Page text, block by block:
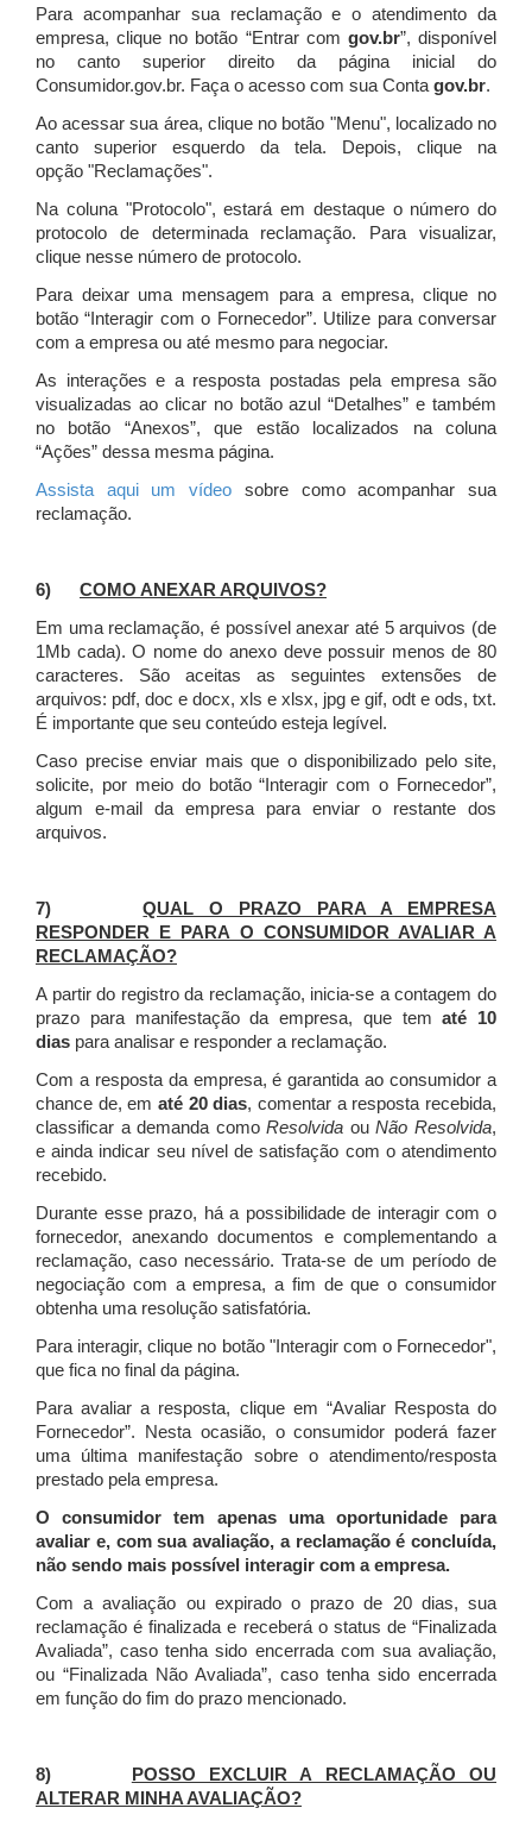
Para acompanhar sua reclamação e o atendimento da
empresa, clique no botão “Entrar com gov.br”, disponível
no canto superior direito da página inicial do
Consumidor.gov.br. Faça o acesso com sua Contagov.br.
Ao acessar sua área, clique no botão "Menu", localizado no
canto superior esquerdo da tela. Depois, clique na
opção "Reclamações".
Na coluna "Protocolo", estará em destaque o número do
protocolo de determinada reclamação. Para visualizar,
clique nesse número de protocolo.
Para deixar uma mensagem para a empresa, clique no
botão “Interagir com o Fornecedor”. Utilize para conversar
com a empresa ou até mesmo para negociar.
As interações e a resposta postadas pela empresa são
visualizadas ao clicar no botão azul “Detalhes” e também
no botão “Anexos”, que estão localizados na coluna
“Ações” dessa mesma página.
Assista aqui um vídeo sobre como acompanhar sua
reclamação.
6) COMO ANEXAR ARQUIVOS?
Em uma reclamação, é possível anexar até 5 arquivos (de
1Mb cada). O nome do anexo deve possuir menos de 80
caracteres. São aceitas as seguintes extensões de
arquivos: pdf, doc e docx, xls e xlsx, jpg e gif, odt e ods, txt.
É importante que seu conteúdo esteja legível.
Caso precise enviar mais que o disponibilizado pelo site,
solicite, por meio do botão “Interagir com o Fornecedor”,
algum e-mail da empresa para enviar o restante dos
arquivos.
7)QUAL O PRAZO PARA A EMPRESA
RESPONDER E PARA O CONSUMIDOR AVALIAR A
RECLAMAÇÃO?
A partir do registro da reclamação, inicia-se a contagem do
prazo para manifestação da empresa, que tematé 10
dias para analisar e responder a reclamação.
Com a resposta da empresa, é garantida ao consumidor a
chance de, em até 20 dias, comentar a resposta recebida,
classificar a demanda comoResolvida ouNão Resolvida,
e ainda indicar seu nível de satisfação com o atendimento
recebido.
Durante esse prazo, há a possibilidade de interagir com o
fornecedor, anexando documentos e complementando a
reclamação, caso necessário.Trata-se de um período de
negociação com a empresa, a fim de que o consumidor
obtenha uma resolução satisfatória.
Para interagir, clique no botão "Interagir com o Fornecedor",
que fica no final da página.
Para avaliar a resposta, clique em “Avaliar Resposta do
Fornecedor”. Nesta ocasião, o consumidor poderá fazer
uma última manifestação sobre o atendimento/resposta
prestado pela empresa.
O consumidor tem apenas uma oportunidade para
avaliar e, com sua avaliação, a reclamação é concluída,
não sendo mais possível interagir com a empresa.
Com a avaliação ou expirado o prazo de 20 dias, sua
reclamação é finalizada e receberá o status de “Finalizada
Avaliada”, caso tenha sido encerrada com sua avaliação,
ou “Finalizada Não Avaliada”, caso tenha sido encerrada
em função do fim do prazo mencionado.
8)
POSSO EXCLUIR A RECLAMAÇÃO OU
ALTERAR MINHA AVALIAÇÃO?